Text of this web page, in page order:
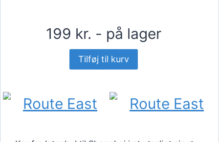
199 kr. - på lager
Tilføj til kurv